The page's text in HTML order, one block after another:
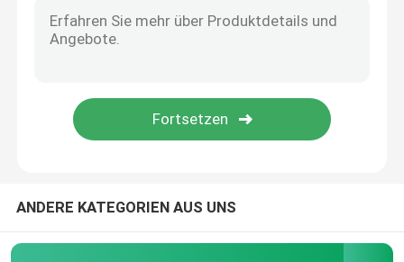
Designer Monogram Bag
Sattel-Schultertasche
Mini Designer Purses
ANDERE KATEGORIEN AUS UNS